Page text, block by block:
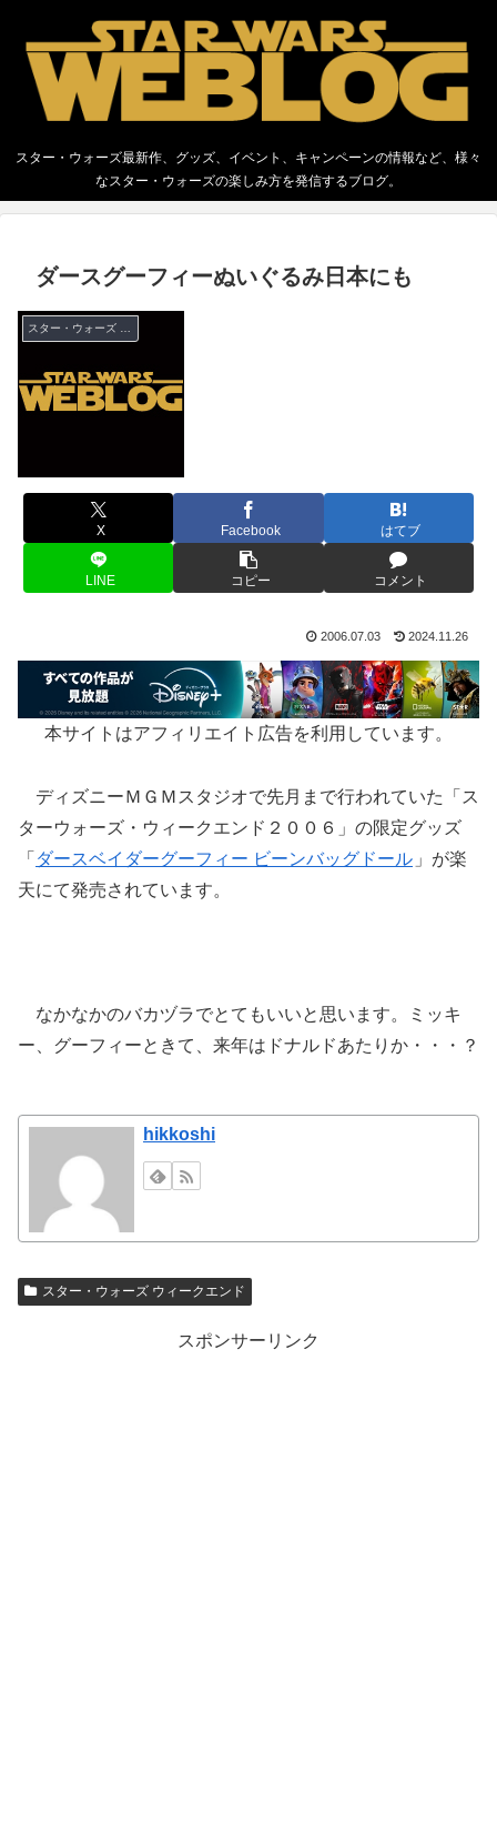
スター・ウォーズ最新作、グッズ、イベント、キャンペーンの情報など、様々
なスター・ウォーズの楽しみ方を発信するブログ。
ダースグーフィーぬいぐるみ日本にも
X Facebook はてブ
LINE コピー コメント
2006.07.03 2024.11.26
本サイトはアフィリエイト広告を利用しています。
ディズニーＭＧＭスタジオで先月まで行われていた「ス
ターウォーズ・ウィークエンド２００６」の限定グッズ
「 ダースベイダーグーフィー ビーンバッグドール 」が楽
天にて発売されています。
なかなかのバカヅラでとてもいいと思います。ミッキ
ー、グーフィーときて、来年はドナルドあたりか・・・？
hikkoshi
スター・ウォーズ ウィークエンド
スポンサーリンク